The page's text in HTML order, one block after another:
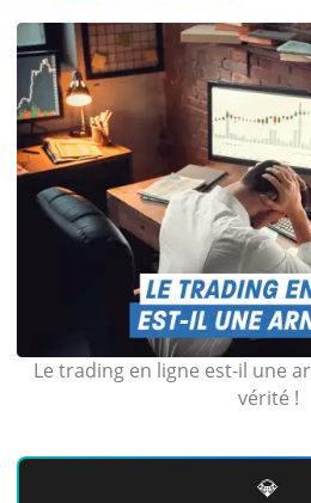
Le trading en ligne est-il une
vérité !
💎